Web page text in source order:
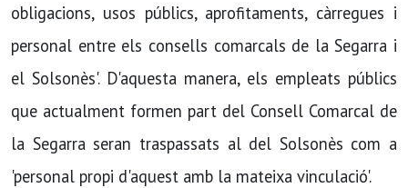
obligacions, usos públics, aprofitaments, càrregues i
personal entre els consells comarcals de la Segarra i
el Solsonès'. D'aquesta manera, els empleats públics
que actualment formen part del Consell Comarcal de
la Segarra seran traspassats al del Solsonès com a
'personal propi d'aquest amb la mateixa vinculació'.